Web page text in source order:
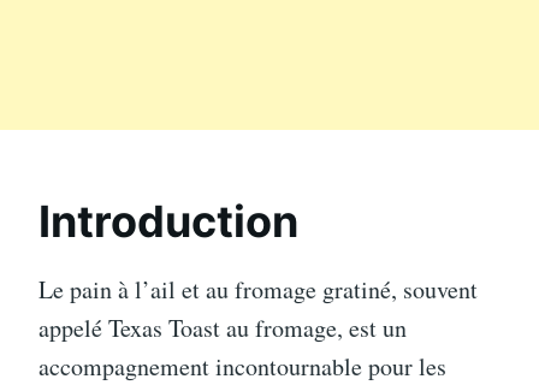
Introduction
Le pain à l’ail et au fromage gratiné, souvent
appelé Texas Toast au fromage, est un
accompagnement incontournable pour les